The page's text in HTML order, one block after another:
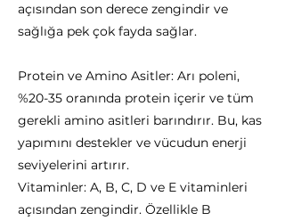
açısından son derece zengindir ve
sağlığa pek çok fayda sağlar.
Protein ve Amino Asitler: Arı poleni,
%20-35 oranında protein içerir ve tüm
gerekli amino asitleri barındırır. Bu, kas
yapımını destekler ve vücudun enerji
seviyelerini artırır.
Vitaminler: A, B, C, D ve E vitaminleri
açısından zengindir. Özellikle B